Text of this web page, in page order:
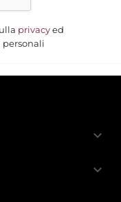
privacy ed
keyboard_arrow_down
keyboard_arrow_down